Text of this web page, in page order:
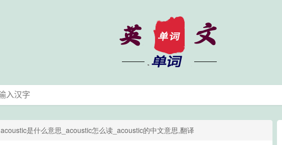
acoustic是什么意思_acoustic怎么读_acoustic的中文意思,翻译